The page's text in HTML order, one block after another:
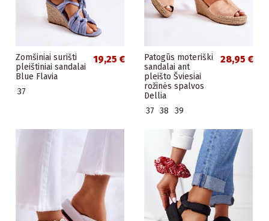
Zomšiniai surišti
pleištiniai sandalai
Blue Flavia
19,25 €
37
Patogūs moteriški
sandalai ant
pleišto Šviesiai
rožinės spalvos
Dellia
28,95 €
37 38 39